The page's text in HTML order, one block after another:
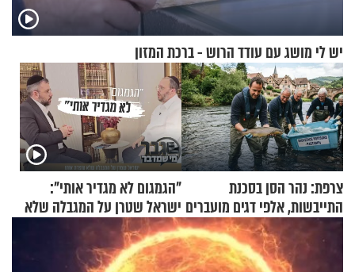
יש לי מושג עם עודד הרוש - ברכת המזון
צרפת: נהר הסן בסכנת
התייבשות, אלפי דגים מועברים
במבצעי חילוץ
"הגמגום לא מגדיר אותי":
ישראל שטרן על המגבלה שלא
עוצרת אותו